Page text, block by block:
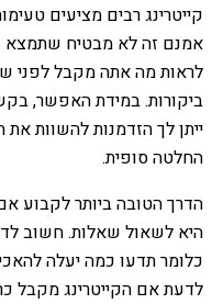
קייטרינג רבים מציעים
אמנם זה לא מבטיח שתמצא
לראות מה אתה מקבל לפני
ביקורות. במידת האפשר,
ייתן לך הזדמנות להשוות
החלטה סופית.
הדרך הטובה ביותר לקבוע
היא לשאול שאלות. חשוב
כלומר תדעו כמה יעלה
לדעת אם הקייטרינג מקבל